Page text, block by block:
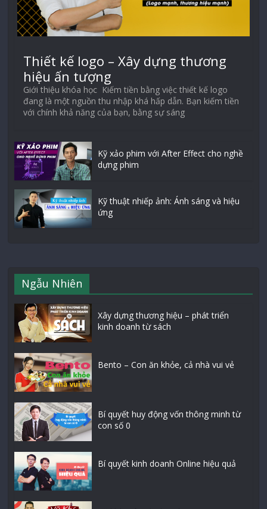
Thiết kế logo – Xây dựng thương
hiệu ấn tượng
Giới thiệu khóa học Kiếm tiền bằng việc thiết kế logo
đang là một nguồn thu nhập khá hấp dẫn. Bạn kiếm tiền
với chính khả năng của bạn, bằng sự sáng
Kỹ xảo phim với After Effect cho nghề
dựng phim
Kỹ thuật nhiếp ảnh: Ánh sáng và hiệu
ứng
Ngẫu Nhiên
Xây dựng thương hiệu – phát triển
kinh doanh từ sách
Bento – Con ăn khỏe, cả nhà vui vẻ
Bí quyết huy động vốn thông minh từ
con số 0
Bí quyết kinh doanh Online hiệu quả